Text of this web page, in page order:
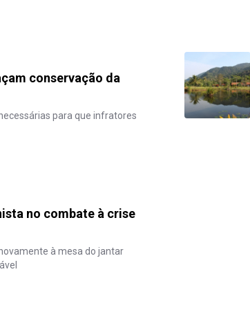
conservação da
para que infratores
no combate à crise
à mesa do jantar